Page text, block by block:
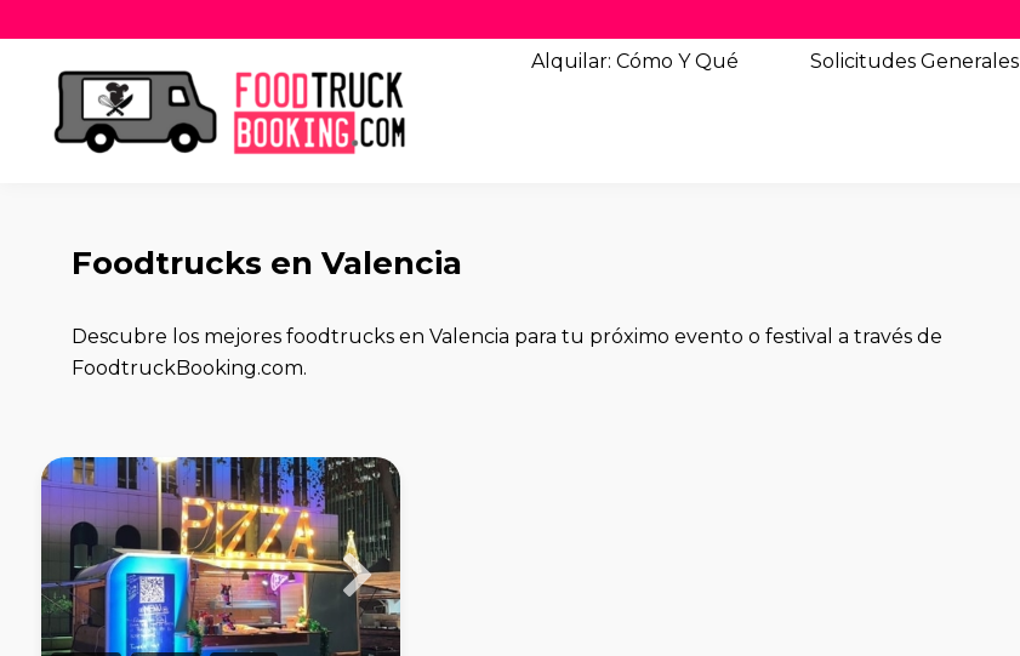
Alquilar: Cómo Y Qué SolicitudesGenerales
Foodtrucks en Valencia
Descubre los mejores foodtrucks en Valencia para tu próximo evento o festival a través de
FoodtruckBooking.com.